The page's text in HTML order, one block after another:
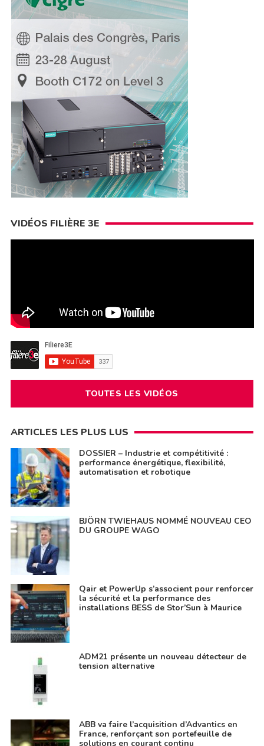
VIDÉOS FILIÈRE 3E
TOUTES LES VIDÉOS
ARTICLES LES PLUS LUS
DOSSIER – Industrie et compétitivité :
performance énergétique, flexibilité,
automatisation et robotique
BJÖRN TWIEHAUS NOMMÉ NOUVEAU CEO
DU GROUPE WAGO
Qair et PowerUp s’associent pour renforcer
la sécurité et la performance des
installations BESS de Stor’Sun à Maurice
ADM21 présente un nouveau détecteur de
tension alternative
ABB va faire l’acquisition d’Advantics en
France, renforçant son portefeuille de
solutions en courant continu